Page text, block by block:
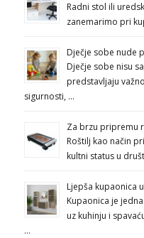
Radni stol ili
zanemarimo pri
Dječje sobe nude
Dječje sobe nisu
predstavljaju
sigurnosti, …
Za brzu pripremu
Roštilj kao način
kultni status u
Ljepša kupaonica
Kupaonica je
uz kuhinju i
…